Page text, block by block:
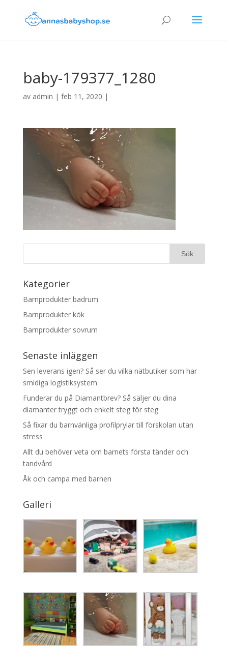
baby-179377_1280
av admin | feb 11, 2020 |
Kategorier
Barnprodukter badrum
Barnprodukter kök
Barnprodukter sovrum
Senaste inläggen
Sen leverans igen? Så ser du vilka nätbutiker som har
smidiga logistiksystem
Funderar du på Diamantbrev? Så säljer du dina
diamanter tryggt och enkelt steg för steg
Så fixar du barnvänliga profilprylar till förskolan utan
stress
Allt du behöver veta om barnets första tänder och
tandvård
Åk och campa med barnen
Galleri